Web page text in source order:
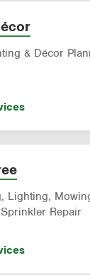
& Décor
Lighting,
Repair